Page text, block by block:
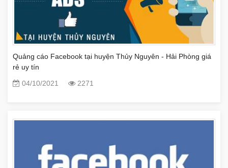
Quảng cáo Facebook tại huyện Thủy Nguyên - Hải Phòng giá
rẻ uy tín
04/10/2021
2271